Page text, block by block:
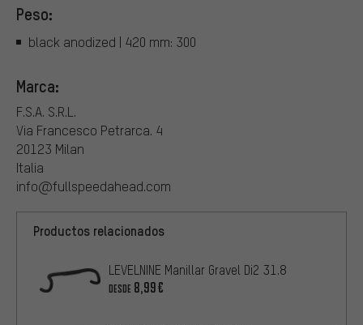
Peso:
black anodized | 420 mm: 300
Marca:
F.S.A. S.R.L.
Via Francesco Petrarca. 4
20123 Milan
Italia
info@fullspeedahead.com
Productos relacionados
LEVELNINE Manillar Gravel Di2 31.8
DESDE 8,99€